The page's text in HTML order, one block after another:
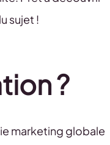
sujet !
?
marketing globale